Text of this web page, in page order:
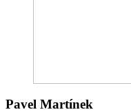
Pavel Martínek